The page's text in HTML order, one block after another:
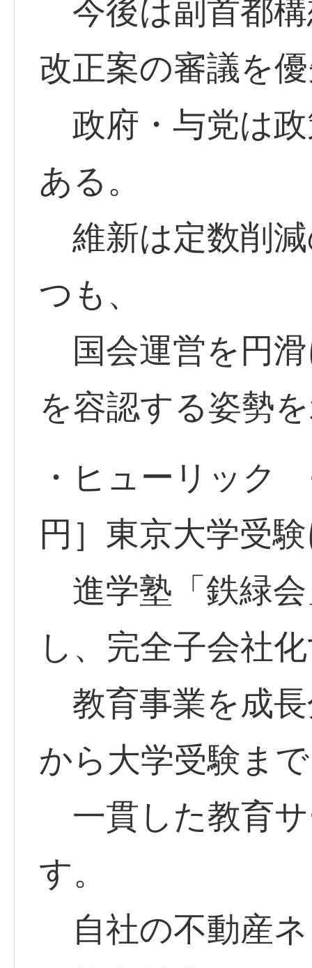
今後は副首都構
改正案の審議を
政府・与党は
ある。
維新は定数削
つも、
国会運営を円
を容認する姿勢
・ヒューリック
円］東京大学受
進学塾「鉄緑会
し、完全子会社
教育事業を成長
から大学受験まで
一貫した教育
す。
自社の不動産